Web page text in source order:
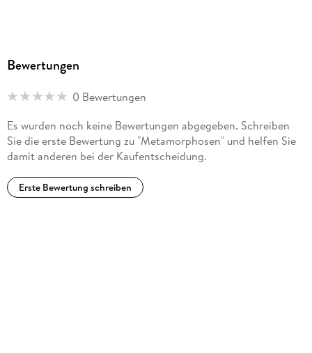
Bewertungen
0 Bewertungen
Es wurden noch keine Bewertungen abgegeben. Schreiben
Sie die erste Bewertung zu "Metamorphosen" und helfen Sie
damit anderen bei der Kaufentscheidung.
Erste Bewertung schreiben